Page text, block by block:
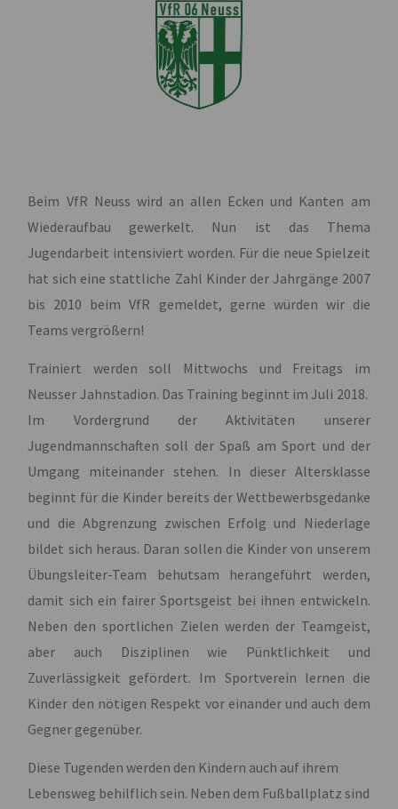
Beim VfR Neuss wird an allen Ecken und Kanten am
Wiederaufbau gewerkelt. Nun ist das Thema
Jugendarbeit intensiviert worden. Für die neue Spielzeit
hat sich eine stattliche Zahl Kinder der Jahrgänge 2007
bis 2010 beim VfR gemeldet, gerne würden wir die
Teams vergrößern!
Trainiert werden soll Mittwochs und Freitags im
Neusser Jahnstadion. Das Training beginnt im Juli 2018.
Im Vordergrund der Aktivitäten unserer
Jugendmannschaften soll der Spaß am Sport und der
Umgang miteinander stehen. In dieser Altersklasse
beginnt für die Kinder bereits der Wettbewerbsgedanke
und die Abgrenzung zwischen Erfolg und Niederlage
bildet sich heraus. Daran sollen die Kinder von unserem
Übungsleiter-Team behutsam herangeführt werden,
damit sich ein fairer Sportsgeist bei ihnen entwickeln.
Neben den sportlichen Zielen werden der Teamgeist,
aber auch Disziplinen wie Pünktlichkeit und
Zuverlässigkeit gefördert. Im Sportverein lernen die
Kinder den nötigen Respekt vor einander und auch dem
Gegner gegenüber.
Diese Tugenden werden den Kindern auch auf ihrem
Lebensweg behilflich sein. Neben dem Fußballplatz sind